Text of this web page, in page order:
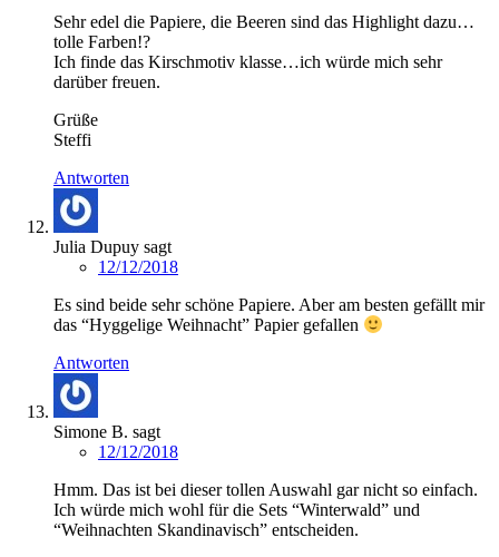
Sehr edel die Papiere, die Beeren sind das Highlight dazu…
tolle Farben!?
Ich finde das Kirschmotiv klasse…ich würde mich sehr
darüber freuen.
Grüße
Steffi
Antworten
Julia Dupuy sagt
12/12/2018
Es sind beide sehr schöne Papiere. Aber am besten gefällt mir
das “Hyggelige Weihnacht” Papier gefallen
Antworten
Simone B. sagt
12/12/2018
Hmm. Das ist bei dieser tollen Auswahl gar nicht so einfach.
Ich würde mich wohl für die Sets “Winterwald” und
“Weihnachten Skandinavisch” entscheiden.